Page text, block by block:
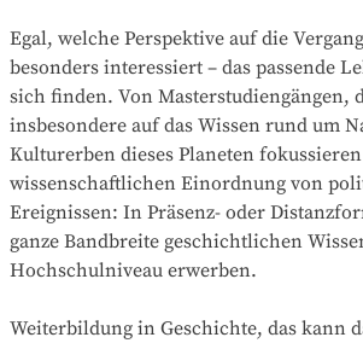
Egal, welche Perspektive auf die
besonders interessiert – das passende
sich finden. Von Masterstudiengängen,
insbesondere auf das Wissen rund um
Kulturerben dieses Planeten
wissenschaftlichen Einordnung von
Ereignissen: In Präsenz- oder
ganze Bandbreite geschichtlichen
Hochschulniveau erwerben.
Weiterbildung in Geschichte, das kann